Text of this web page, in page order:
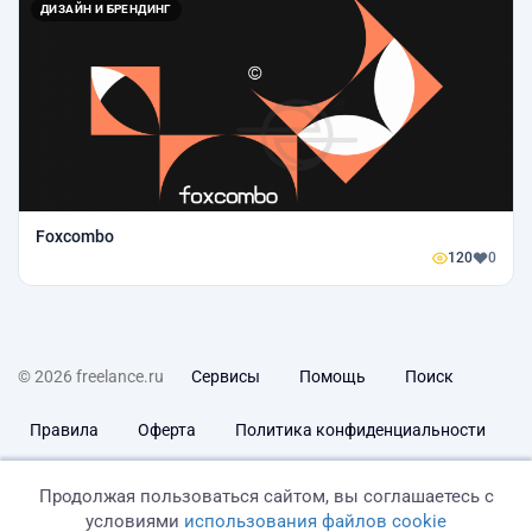
ДИЗАЙН И БРЕНДИНГ
Foxcombo
120 0
© 2026 freelance.ru Сервисы Помощь Поиск
Правила Оферта Политика конфиденциальности
Продолжая пользоваться сайтом, вы соглашаетесь с
условиями использования файлов cookie